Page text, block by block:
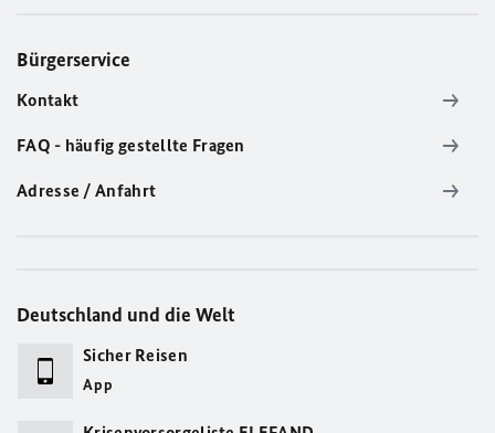
Bürgerservice
Kontakt
FAQ - häufig gestellte Fragen
Adresse / Anfahrt
Deutschland und die Welt
Sicher Reisen
App